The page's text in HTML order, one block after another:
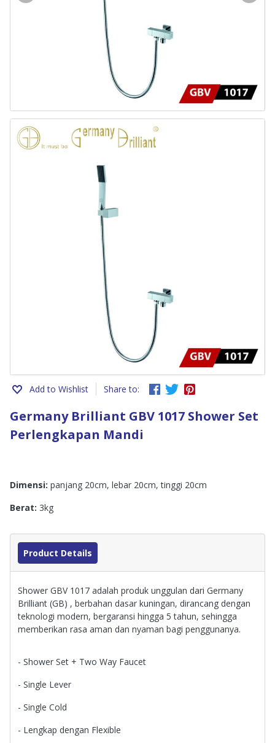
Add to Wishlist Share to:
Germany Brilliant GBV 1017 Shower Set
Perlengkapan Mandi
Dimensi: panjang 20cm, lebar 20cm, tinggi 20cm
Berat: 3kg
Product Details
Shower GBV 1017 adalah produk unggulan dari Germany
Brilliant (GB) , berbahan dasar kuningan, dirancang dengan
teknologi modern, bergaransi hingga 5 tahun, sehingga
memberikan rasa aman dan nyaman bagi penggunanya.
- Shower Set + Two Way Faucet
- Single Lever
- Single Cold
- Lengkap dengan Flexible
Houseware